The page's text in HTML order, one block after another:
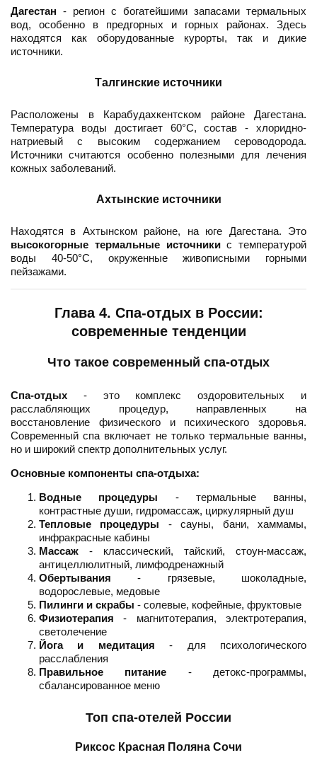
Дагестан - регион с богатейшими запасами термальных
вод, особенно в предгорных и горных районах. Здесь
находятся как оборудованные курорты, так и дикие
источники.
Талгинские источники
Расположены в Карабудахкентском районе Дагестана.
Температура воды достигает 60°C, состав - хлоридно-
натриевый с высоким содержанием сероводорода.
Источники считаются особенно полезными для лечения
кожных заболеваний.
Ахтынские источники
Находятся в Ахтынском районе, на юге Дагестана. Это
высокогорные термальные источникис температурой
воды 40-50°C, окруженные живописными горными
пейзажами.
Глава 4. Спа-отдых в России:
современные тенденции
Что такое современный спа-отдых
Спа-отдых - это комплекс оздоровительных и
расслабляющих процедур, направленных на
восстановление физического и психического здоровья.
Современный спа включает не только термальные ванны,
но и широкий спектр дополнительных услуг.
Основные компоненты спа-отдыха:
Водные процедуры - термальные ванны,
контрастные души, гидромассаж, циркулярный душ
Тепловые процедуры - сауны, бани, хаммамы,
инфракрасные кабины
Массаж - классический, тайский, стоун-массаж,
антицеллюлитный, лимфодренажный
Обертывания - грязевые, шоколадные,
водорослевые, медовые
Пилинги и скрабы - солевые, кофейные, фруктовые
Физиотерапия - магнитотерапия, электротерапия,
светолечение
Йога и медитация - для психологического
расслабления
Правильное питание - детокс-программы,
сбалансированное меню
Топ спа-отелей России
Риксос Красная Поляна Сочи